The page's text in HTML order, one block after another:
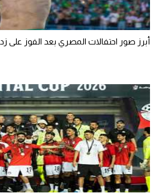
أبرز صور احتفالات المصري بعد الفوز على زد